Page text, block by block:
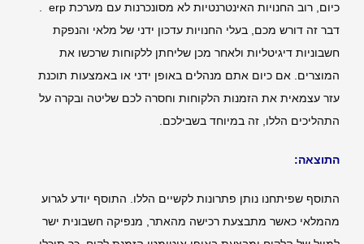
כיום, רוב החנויות האינטרנטיות לא מסונכרנות עם מערכת erp .
דבר זה דורש מכם, בעלי החנויות עדכון ידני של מלאי והנפקת
חשבוניות דיגיטליות ולאחר מכן שליחתן ללקוחות שרכשו את
המוצרים. אם כיום אתם מנהלים באופן ידני או באמצעות תוכנת
עזר עצמאית את הזמנות הלקוחות וחסרה לכם שליטה ובקרה על
התהליכים הללו, זה במיוחד בשבילכם.
התוצאה:
התוסף שפיתחנו נותן פתרונות לקשיים הללו. התוסף יודע לגרוע
מהמלאי כאשר מתבצעת רכישה מהאתר, מנפיקה חשבונית ישר